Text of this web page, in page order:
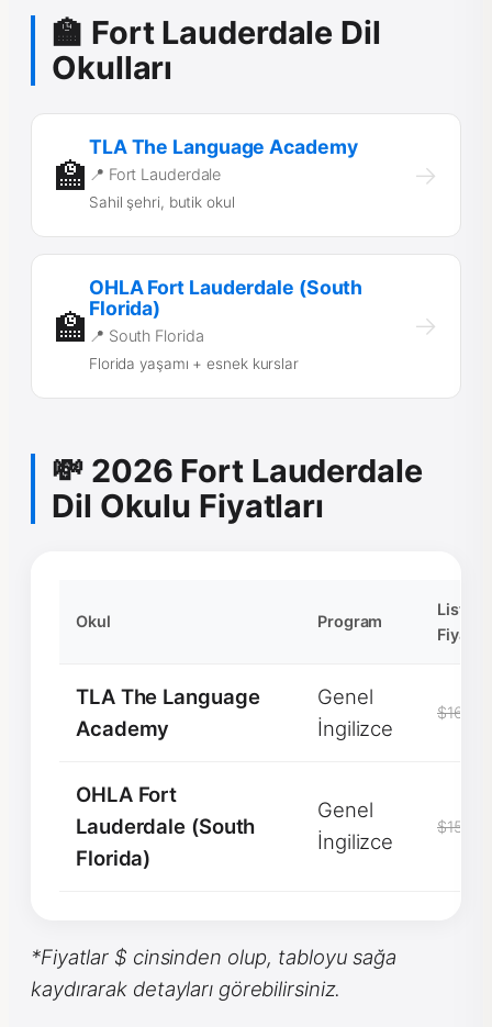
🏫 Fort Lauderdale Dil
Okulları
🏫
TLA The Language Academy
📍 Fort Lauderdale
Sahil şehri, butik okul
→
🏫
OHLA Fort Lauderdale (South
Florida)
📍 South Florida
Florida yaşamı + esnek kurslar
→
💸 2026 Fort Lauderdale
Dil Okulu Fiyatları
Okul Program
Liste
Fiyatı
TLA The Language
Academy
Genel
İngilizce
$1600
OHLA Fort
Lauderdale (South
Florida)
Genel
İngilizce
$1550
*Fiyatlar $ cinsinden olup, tabloyu sağa
kaydırarak detayları görebilirsiniz.